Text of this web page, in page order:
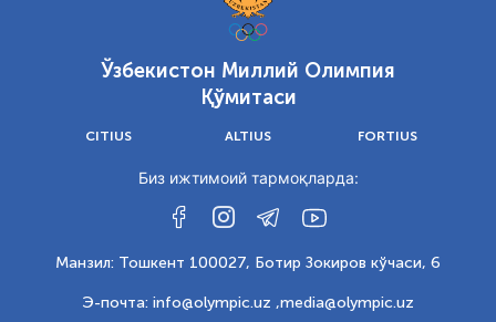
Ўзбекистон Миллий Олимпия
Қўмитаси
CITIUS ALTIUS FORTIUS
Биз ижтимоий тармоқларда:
Манзил: Тошкент 100027, Ботир Зокиров кўчаси, 6
Э-почта: info@olympic.uz ,media@olympic.uz